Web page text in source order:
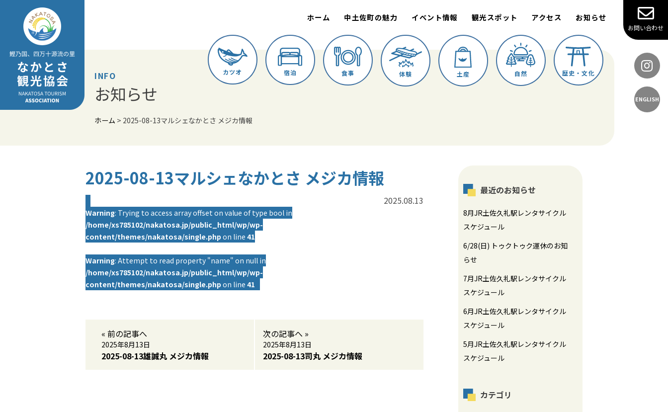
content
ホーム 中土佐町の魅力 イベント情報 観光スポット アクセス お知らせ
お問い合わせ
ENGLISH
カツオ 宿泊 食事 体験 土産 自然 歴史・文化
INFO
お知らせ
ホーム > 2025-08-13マルシェなかとさ メジカ情報
2025-08-13マルシェなかとさ メジカ情報
Warning: Trying to access array offset on value of type bool in
/home/xs785102/nakatosa.jp/public_html/wp/wp-
content/themes/nakatosa/single.php on line 41
Warning: Attempt to read property "name" on null in
/home/xs785102/nakatosa.jp/public_html/wp/wp-
content/themes/nakatosa/single.php on line 41
2025.08.13
« 前の記事へ
2025年8月13日
2025-08-13雄誠丸 メジカ情報
次の記事へ »
2025年8月13日
2025-08-13司丸 メジカ情報
最近のお知らせ
8月JR土佐久礼駅レンタサイクル
スケジュール
6/28(日) トゥクトゥク運休のお知
らせ
7月JR土佐久礼駅レンタサイクル
スケジュール
6月JR土佐久礼駅レンタサイクル
スケジュール
5月JR土佐久礼駅レンタサイクル
スケジュール
カテゴリ